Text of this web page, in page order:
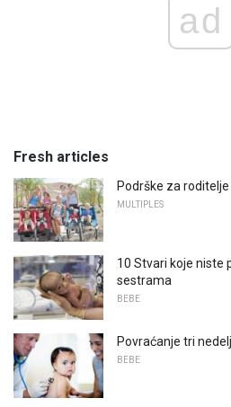
ad
Fresh articles
Podrške za
MULTIPLES
10 Stvari koje niste
sestrama
BEBE
Povraćanje tri
BEBE